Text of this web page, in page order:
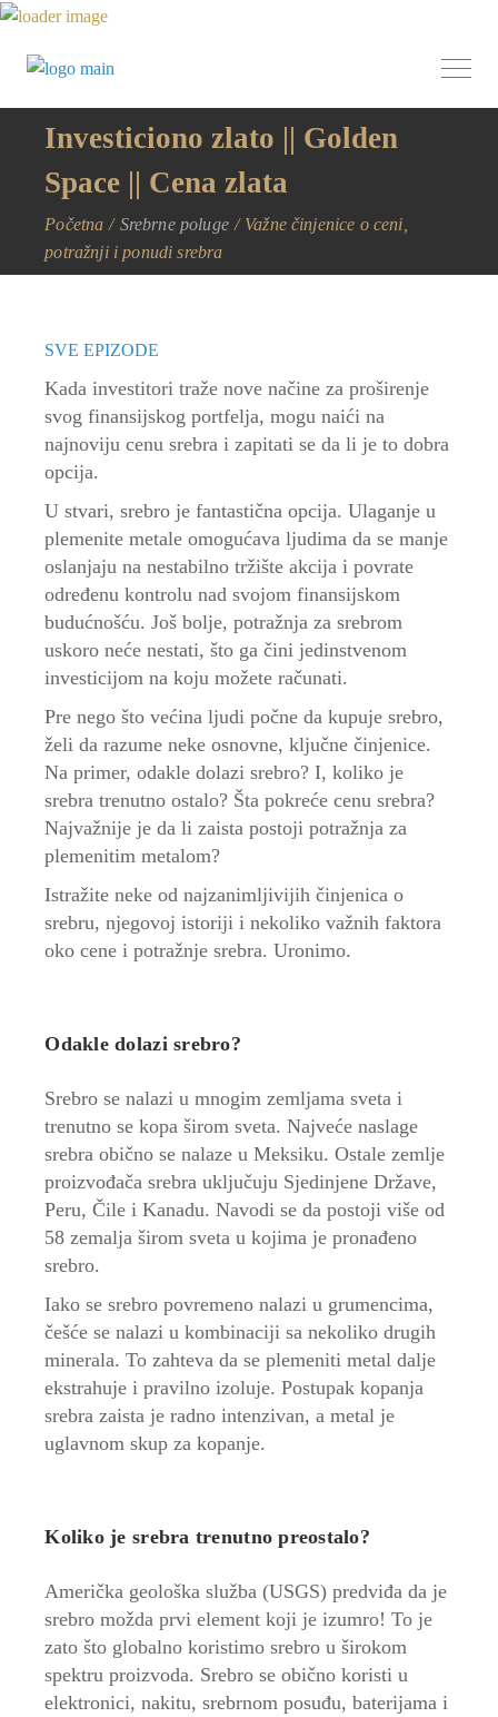
Investiciono zlato || Golden
Space || Cena zlata
Početna Srebrne poluge
Važne činjenice o ceni,
potražnji i ponudi srebra
SVE EPIZODE
Kada investitori traže nove načine za proširenje
svog finansijskog portfelja, mogu naići na
najnoviju cenu srebra i zapitati se da li je to dobra
opcija.
U stvari, srebro je fantastična opcija. Ulaganje u
plemenite metale omogućava ljudima da se manje
oslanjaju na nestabilno tržište akcija i povrate
određenu kontrolu nad svojom finansijskom
budućnošću. Još bolje, potražnja za srebrom
uskoro neće nestati, što ga čini jedinstvenom
investicijom na koju možete računati.
Pre nego što većina ljudi počne da kupuje srebro,
želi da razume neke osnovne, ključne činjenice.
Na primer, odakle dolazi srebro? I, koliko je
srebra trenutno ostalo? Šta pokreće cenu srebra?
Najvažnije je da li zaista postoji potražnja za
plemenitim metalom?
Istražite neke od najzanimljivijih činjenica o
srebru, njegovoj istoriji i nekoliko važnih faktora
oko cene i potražnje srebra. Uronimo.
Odakle dolazi srebro?
Srebro se nalazi u mnogim zemljama sveta i
trenutno se kopa širom sveta. Najveće naslage
srebra obično se nalaze u Meksiku. Ostale zemlje
proizvođača srebra uključuju Sjedinjene Države,
Peru, Čile i Kanadu. Navodi se da postoji više od
58 zemalja širom sveta u kojima je pronađeno
srebro.
Iako se srebro povremeno nalazi u grumencima,
češće se nalazi u kombinaciji sa nekoliko drugih
minerala. To zahteva da se plemeniti metal dalje
ekstrahuje i pravilno izoluje. Postupak kopanja
srebra zaista je radno intenzivan, a metal je
uglavnom skup za kopanje.
Koliko je srebra trenutno preostalo?
Američka geološka služba (USGS) predviđa da je
srebro možda prvi element koji je izumro! To je
zato što globalno koristimo srebro u širokom
spektru proizvoda. Srebro se obično koristi u
elektronici, nakitu, srebrnom posuđu, baterijama i